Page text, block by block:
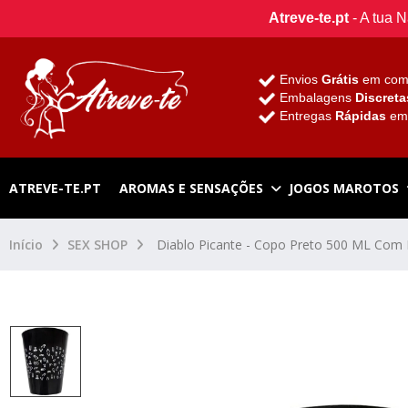
Atreve-te.pt- A tua
Envios Grátis em
Embalagens
Entregas Rápidas em
ATREVE-TE.PT AROMAS E SENSAÇÕES JOGOS MAROTOS
Início SEX SHOP Diablo Picante - Copo Preto 500 ML Com